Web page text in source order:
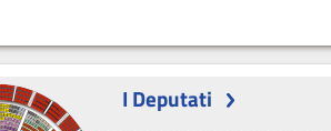
I Deputati